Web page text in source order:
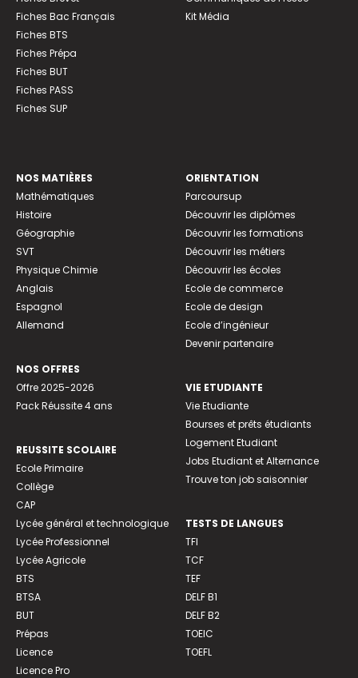
Fiches Bac Français
Fiches BTS
Fiches Prépa
Fiches BUT
Fiches PASS
Fiches SUP
Kit Média
NOS MATIÈRES
Mathématiques
Histoire
Géographie
SVT
Physique Chimie
Anglais
Espagnol
Allemand
NOS OFFRES
Offre 2025-2026
Pack Réussite 4 ans
REUSSITE SCOLAIRE
Ecole Primaire
Collège
CAP
Lycée général et technologique
Lycée Professionnel
Lycée Agricole
BTS
BTSA
BUT
Prépas
Licence
Licence Pro
ORIENTATION
Parcoursup
Découvrir les diplômes
Découvrir les formations
Découvrir les métiers
Découvrir les écoles
Ecole de commerce
Ecole de design
Ecole d’ingénieur
Devenir partenaire
VIE ETUDIANTE
Vie Etudiante
Bourses et prêts étudiants
Logement Etudiant
Jobs Etudiant et Alternance
Trouve ton job saisonnier
TESTS DE LANGUES
TFI
TCF
TEF
DELF B1
DELF B2
TOEIC
TOEFL